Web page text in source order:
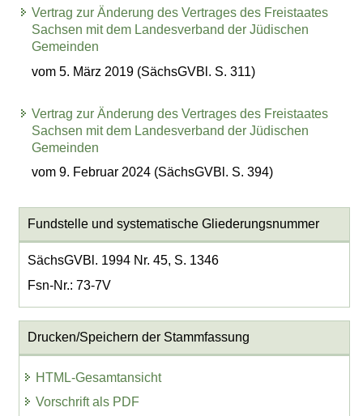
Vertrag zur Änderung des Vertrages des Freistaates
Sachsen mit dem Landesverband der Jüdischen
Gemeinden
vom 5. März 2019 (SächsGVBl. S. 311)
Vertrag zur Änderung des Vertrages des Freistaates
Sachsen mit dem Landesverband der Jüdischen
Gemeinden
vom 9. Februar 2024 (SächsGVBl. S. 394)
Fundstelle und systematische Gliederungsnummer
SächsGVBl. 1994 Nr. 45, S. 1346
Fsn-Nr.: 73-7V
Drucken/Speichern der Stammfassung
HTML-Gesamtansicht
Vorschrift als PDF